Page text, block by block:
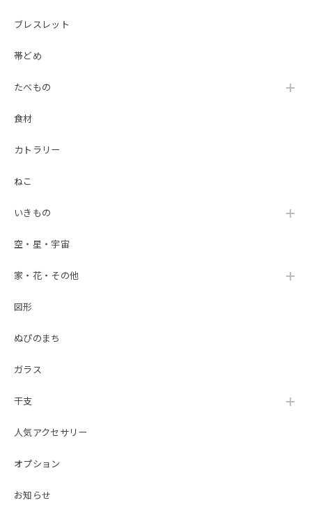
ブレスレット
帯どめ
たべもの
食材
カトラリー
ねこ
いきもの
空・星・宇宙
家・花・その他
図形
ぬぴのまち
ガラス
干支
人気アクセサリー
オプション
お知らせ